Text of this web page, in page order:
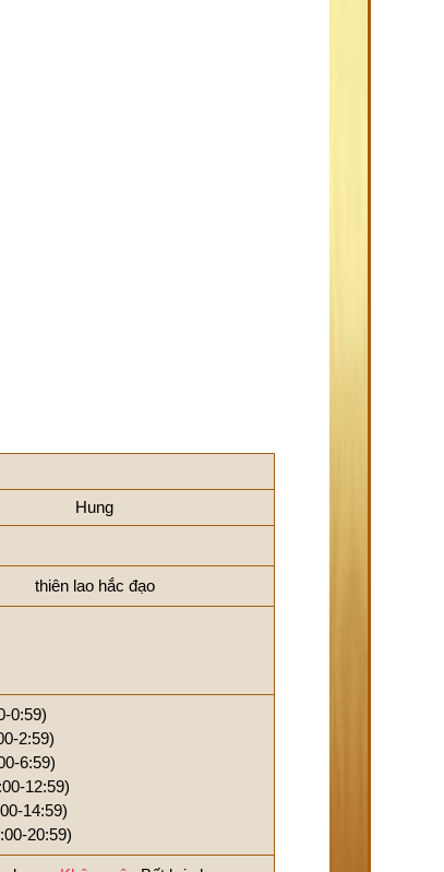
Hung
thiên lao hắc đạo
0:59)
2:59)
6:59)
12:59)
14:59)
20:59)